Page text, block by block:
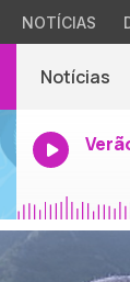
NOTÍCIAS
Notícias